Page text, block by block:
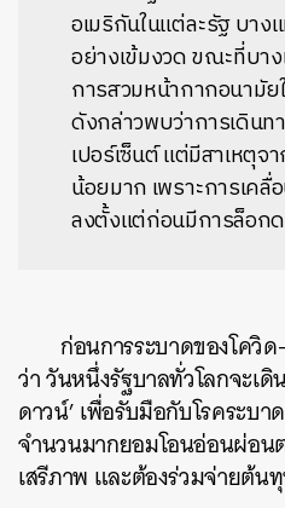
อเมริกันในแต่ละรัฐ บา
อย่างเข้มงวด ขณะที่บา
การสวมหน้ากากอนามั
ดังกล่าวพบว่าการเดินท
เปอร์เซ็นต์ แต่มีสาเหตุ
น้อยมาก เพราะการเค
ลงตั้งแต่ก่อนมีการล็อก
ก่อนการระบาดของโควิ
ว่า วันหนึ่งรัฐบาลทั่วโลกจะเดิ
ดาวน์’ เพื่อรับมือกับโรคระบ
จำนวนมากยอมโอนอ่อนผ่อน
เสรีภาพ และต้องร่วมจ่ายต้น